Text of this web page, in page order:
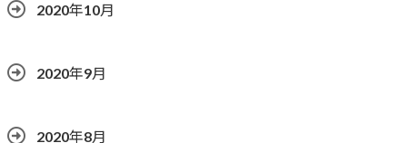
2020年10月
2020年9月
2020年8月